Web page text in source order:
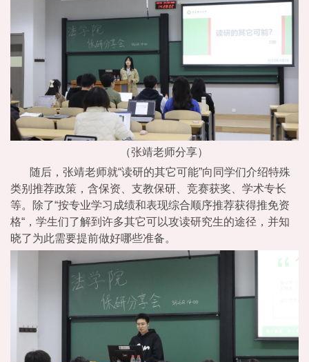
（张靖老师分享）
随后，张靖老师就“读研的其它可能”向同学们介绍特殊
类别推荐政策，含保资、支教保研、竞赛获奖、学术专长
等。除了“按专业学习成绩和表现综合顺序推荐获得推免资
格“，学生们了解到许多其它可以攻读研究生的途径，并知
晓了为此需要提前做好哪些准备。